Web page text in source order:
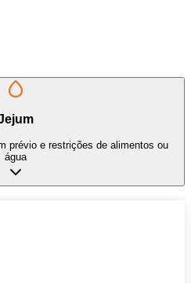
prévio e restrições de alimentos ou
água